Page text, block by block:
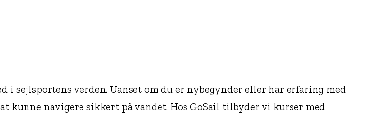
i sejlsportens verden. Uanset om du er nybegynder eller har erfaring med
kunne navigere sikkert på vandet. Hos GoSail tilbyder vi kurser med